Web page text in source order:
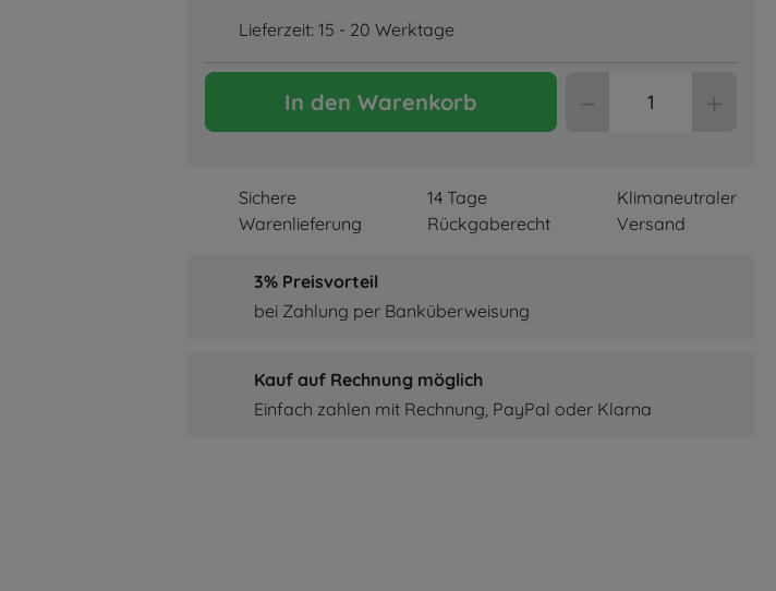
Lieferzeit: 15 - 20 Werktage
In den Warenkorb Produkt
Sichere
Warenlieferung
14 Tage
Rückgaberecht
Klimaneutraler
Versand
3% Preisvorteil
bei Zahlung per Banküberweisung
Kauf auf Rechnung möglich
Einfach zahlen mit Rechnung, PayPal oder Klarna